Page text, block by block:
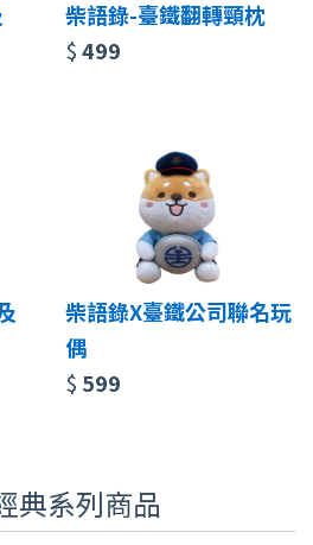
柴語錄-臺鐵翻轉頸枕
$499
柴語錄X臺鐵公司聯名玩
偶
$ 599
典系列商品